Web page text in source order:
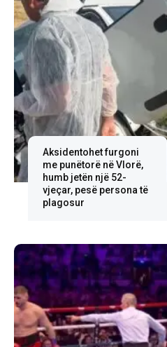
Aksidentohet furgoni
me punëtorë në Vlorë,
humb jetën një 52-
vjeçar, pesë persona të
plagosur